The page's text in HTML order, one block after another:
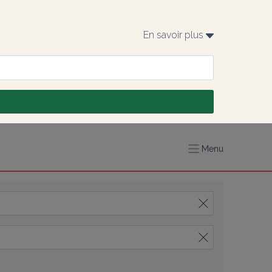
En savoir plus
Menu